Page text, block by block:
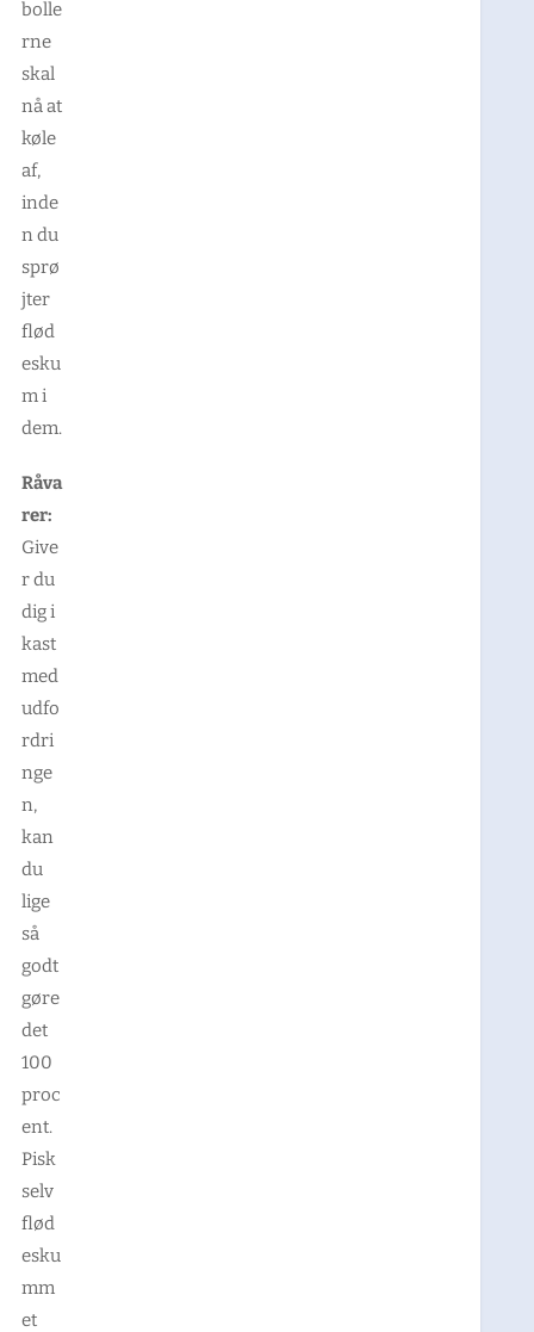
bolle
rne
skal
nå at
køle
af,
inde
n du
sprø
jter
flød
esku
m i
dem.
Råva
rer:
Give
r du
dig i
kast
med
udfo
rdri
nge
n,
kan
du
lige
så
godt
gøre
det
100
proc
ent.
Pisk
selv
flød
esku
mm
et